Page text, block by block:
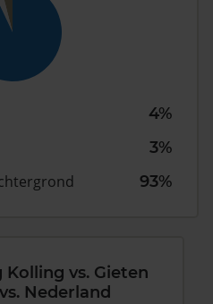
4%
3%
93%
vs. Gieten
Nederland